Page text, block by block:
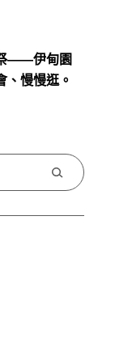
——伊甸園
、慢慢逛。